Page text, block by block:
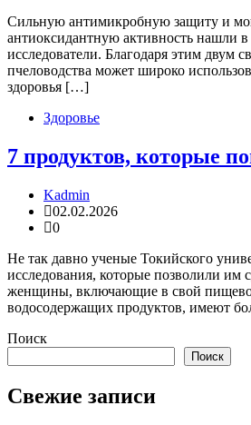
Сильную антимикробную защиту и
антиоксидантную активность нашли
исследователи. Благодаря этим двум
пчеловодства может широко
здоровья […]
Здоровье
7 продуктов, которые
Kadmin
02.02.2026
0
Не так давно ученые Токийского
исследования, которые позволили им
женщины, включающие в свой
водосодержащих продуктов, имеют
Поиск
Поиск
Свежие записи